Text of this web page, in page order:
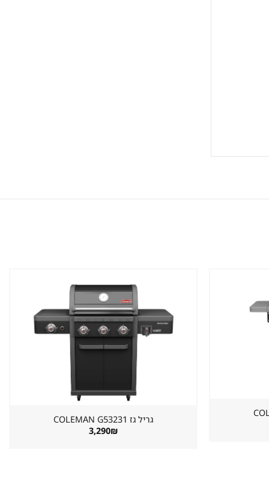
גריל גז ⁦COLEMAN G53231⁩
3,290₪